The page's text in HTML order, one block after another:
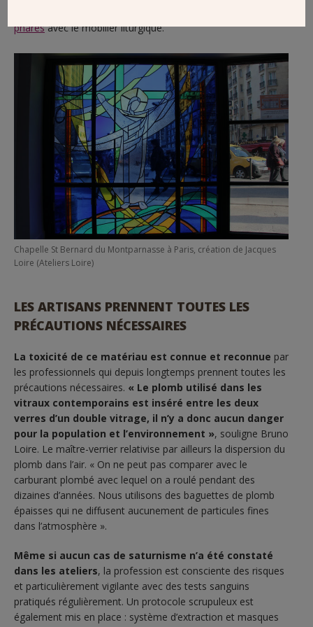
pharesavec le mobilier liturgique.
Chapelle St Bernard du Montparnasse à Paris, création de Jacques
Loire (Ateliers Loire)
LES ARTISANS PRENNENT TOUTES LES
PRÉCAUTIONS NÉCESSAIRES
La toxicité de ce matériau est connue et reconnue par
les professionnels qui depuis longtemps prennent toutes les
précautions nécessaires. « Le plomb utilisé dans les
vitraux contemporains est inséré entre les deux
verres d’un double vitrage, il n’y a donc aucun danger
pour la population et l’environnement », souligne Bruno
Loire. Le maître-verrier relativise par ailleurs la dispersion du
plomb dans l’air. « On ne peut pas comparer avec le
carburant plombé avec lequel on a roulé pendant des
dizaines d’années. Nous utilisons des baguettes de plomb
épaisses qui ne diffusent aucunement de particules fines
dans l’atmosphère ».
Même si aucun cas de saturnisme n’a été constaté
dans les ateliers, la profession est consciente des risques
et particulièrement vigilante avec des tests sanguins
pratiqués régulièrement. Un protocole scrupuleux est
également mis en place : système d’extraction et masques